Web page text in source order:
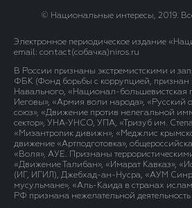
© Национальные интересы, 2019.
Электронное периодическое издание
email: contact(сoбaчка)niros.ru
В России признаны экстремистскими и
ФБК (Фонд борьбы с коррупцией,
Навального, «Национал-большевистская
Иеговы», «Армия воли народа»,
союз», «Движение против нелегальной
сектор», УНА-УНСО, УПА, «Тризуб им.
«Мизантропик дивижн», «Меджлис
движение «Артподготовка»,
«Воля», АУЕ. Признаны
«Движение Талибан», «Имарат Кавказ»,
(ИГ, ИГИЛ), Джебхад-ан-Нусра, «АУМ
мусульмане», «Аль-Каида в странах
РФ признана нежелательной